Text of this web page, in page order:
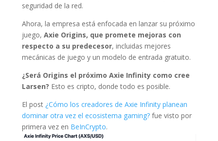
seguridad de la red.
Ahora, la empresa está enfocada en lanzar su próximo
juego, Axie Origins, que promete mejoras con
respecto a su predecesor, incluidas mejores
mecánicas de juego y un modelo de entrada gratuito.
¿Será Origins el próximo Axie Infinity como cree
Larsen? Esto es cripto, donde todo es posible.
El post ¿Cómo los creadores de Axie Infinity planean
dominar otra vez el ecosistema gaming?fue visto por
primera vez en BeInCrypto.